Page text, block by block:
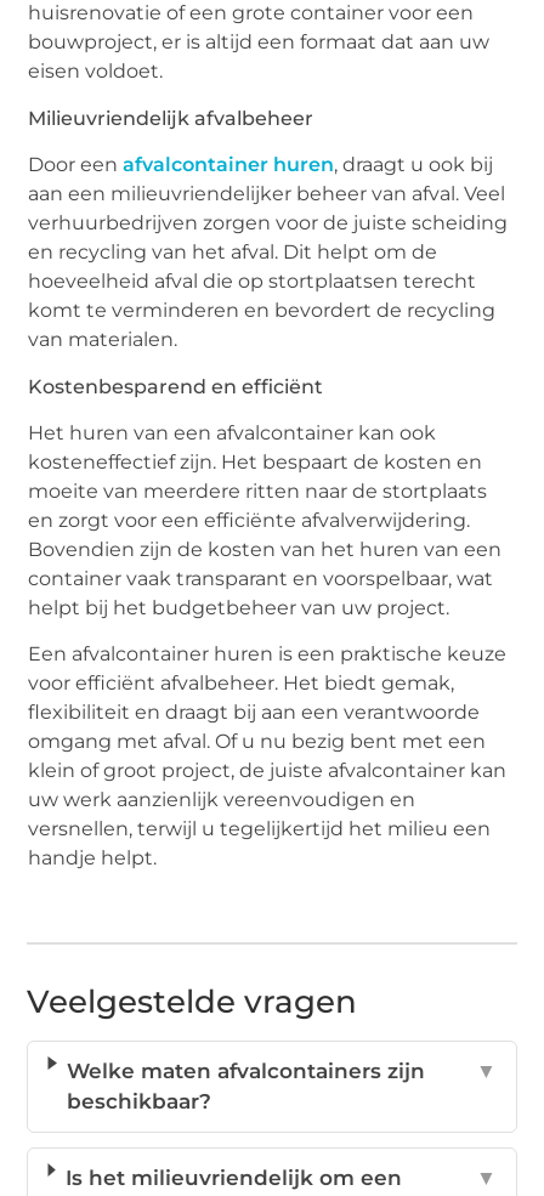
huisrenovatie of een grote container voor een
bouwproject, er is altijd een formaat dat aan uw
eisen voldoet.
Milieuvriendelijk afvalbeheer
Door eenafvalcontainer huren, draagt u ook bij
aan een milieuvriendelijker beheer van afval. Veel
verhuurbedrijven zorgen voor de juiste scheiding
en recycling van het afval. Dit helpt om de
hoeveelheid afval die op stortplaatsen terecht
komt te verminderen en bevordert de recycling
van materialen.
Kostenbesparend en efficiënt
Het huren van een afvalcontainer kan ook
kosteneffectief zijn. Het bespaart de kosten en
moeite van meerdere ritten naar de stortplaats
en zorgt voor een efficiënte afvalverwijdering.
Bovendien zijn de kosten van het huren van een
container vaak transparant en voorspelbaar, wat
helpt bij het budgetbeheer van uw project.
Een afvalcontainer huren is een praktische keuze
voor efficiënt afvalbeheer. Het biedt gemak,
flexibiliteit en draagt bij aan een verantwoorde
omgang met afval. Of u nu bezig bent met een
klein of groot project, de juiste afvalcontainer kan
uw werk aanzienlijk vereenvoudigen en
versnellen, terwijl u tegelijkertijd het milieu een
handje helpt.
Veelgestelde vragen
Welke maten afvalcontainers zijn
beschikbaar?
▼
Is het milieuvriendelijk om een
▼